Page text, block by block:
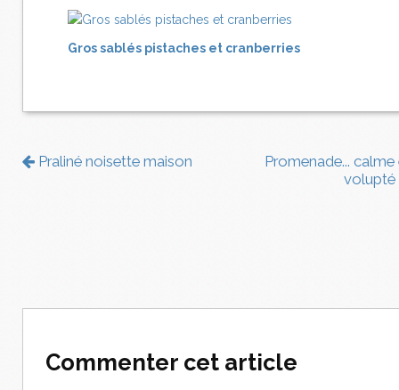
Gros sablés pistaches et cranberries
Praliné noisette maison
Promenade... calme
volupté
Commenter cet article